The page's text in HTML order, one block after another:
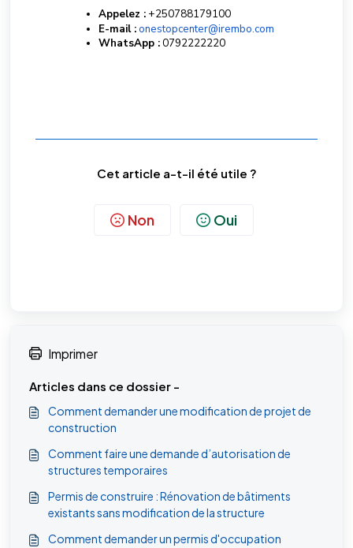
Appelez : +250788179100
E-mail :onestopcenter@irembo.com
WhatsApp :0792222220
Cet article a-t-il été utile ?
Non Oui
Imprimer
Articles dans ce dossier -
Comment demander une modification de projet de
construction
Comment faire une demande d’autorisation de
structures temporaires
Permis de construire : Rénovation de bâtiments
existants sans modification de la structure
Comment demander un permis d'occupation